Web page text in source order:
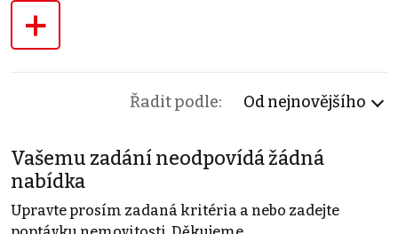
+
Řadit podle: Od nejnovějšího
Vašemu zadání neodpovídá žádná
nabídka
Upravte prosím zadaná kritéria a nebo zadejte